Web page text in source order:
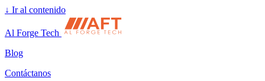
↓ Ir al contenido
Al Forge Tech
Blog
Contáctanos